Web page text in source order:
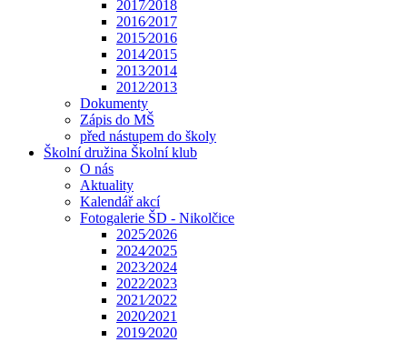
2017⁄2018
2016⁄2017
2015⁄2016
2014⁄2015
2013⁄2014
2012⁄2013
Dokumenty
Zápis do MŠ
před nástupem do školy
Školní družina Školní klub
O nás
Aktuality
Kalendář akcí
Fotogalerie ŠD - Nikolčice
2025⁄2026
2024⁄2025
2023⁄2024
2022⁄2023
2021⁄2022
2020⁄2021
2019⁄2020